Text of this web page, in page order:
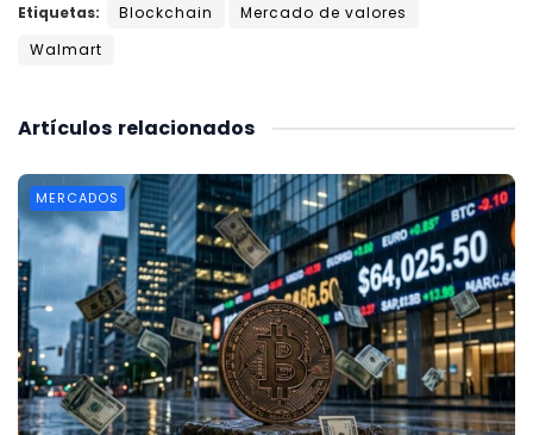
Etiquetas: Blockchain
Mercado de valores
Walmart
relacionados
Artículos
MERCADOS